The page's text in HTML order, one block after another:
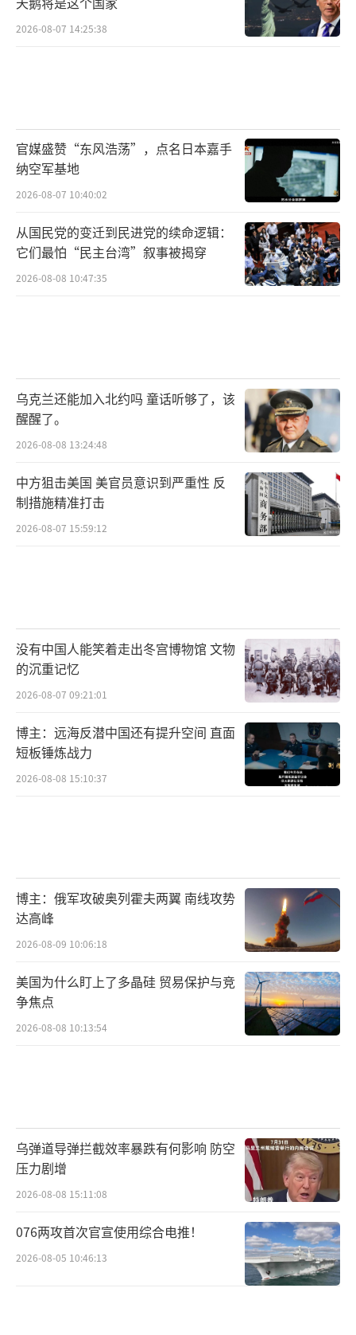
的制约措施。
洲缔约国领空。据FlightRadar24数据显示，内
塔尼亚胡9月赴美专机实际绕行航程较直达路线
多出600余公里，凸显其外交困境。
与此同时，以色列对约旦河西岸的政策进
一步收紧。联合国人道事务协调厅报告显示，
定居点建设和对巴勒斯坦人活动的多重限制已
轮更大规模的冲突。
虽然全球已有157多个国家承认巴勒斯坦
国，但现实之中，巴勒斯坦政府和民众的处境
依然极其艰难。2025年9月，联合国近东救济工
程处数据显示，加沙地带和约旦河西岸超过6
0%的居民生活在贫困线以下，医疗和基础设施
呼声不断高涨。美国总统特朗普表态“很快会
有协议”，外界普遍认为美国可能在幕后推动
以色列与阿拉伯国家进行新一轮对话。中国则
加大对联合国多边机制的推动，倡议设立巴以
问题国际监督团，增强国际社会对和平进程的
实际参与。
声明，强调任何单边改变现状的举动都将加剧
地区动荡，必须坚持通过对话与协商解决分
歧。这一声明成为2025年9月国际舆论的一大亮
值得一提的是，阿拉伯联盟近期召开紧急
会议，通过了“支持联合国推动巴以和谈”的
变量。专家：巴以冲突迎来转机 全球舆论转向
支持巴勒斯坦。（责任编辑：卢其龙 CM0882）
2026-08-07 14:25:38
官媒盛赞“东风浩荡”，点名日本嘉手
纳空军基地
2026-08-07 10:40:02
从国民党的变迁到民进党的续命逻辑：
它们最怕“民主台湾”叙事被揭穿
2026-08-08 10:47:35
乌克兰还能加入北约吗 童话听够了，该
醒醒了。
2026-08-08 13:24:48
中方狙击美国 美官员意识到严重性 反
制措施精准打击
2026-08-07 15:59:12
没有中国人能笑着走出冬宫博物馆 文物
的沉重记忆
2026-08-07 09:21:01
博主：远海反潜中国还有提升空间 直面
短板锤炼战力
2026-08-08 15:10:37
博主：俄军攻破奥列霍夫两翼 南线攻势
达高峰
2026-08-09 10:06:18
美国为什么盯上了多晶硅 贸易保护与竞
争焦点
2026-08-08 10:13:54
乌弹道导弹拦截效率暴跌有何影响 防空
压力剧增
2026-08-08 15:11:08
076两攻首次官宣使用综合电推！
2026-08-05 10:46:13